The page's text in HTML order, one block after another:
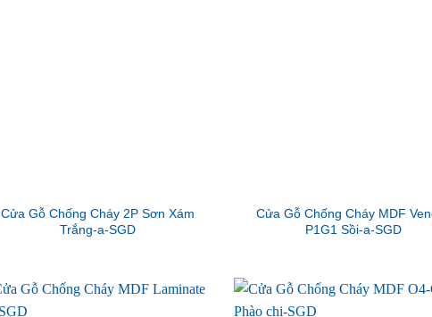
Cửa Gỗ Chống Cháy 2P Sơn Xám
Trắng-a-SGD
Cửa Gỗ Chống Cháy MDF
P1G1 Sồi-a-SGD